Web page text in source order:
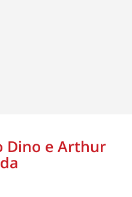
Dino e Arthur